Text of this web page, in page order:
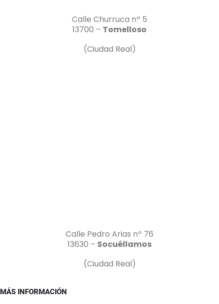
Calle Churruca nº 5
13700 – Tomelloso
(Ciudad Real)
Calle Pedro Arias nº 76
13630 – Socuéllamos
(Ciudad Real)
MÁS INFORMACIÓN